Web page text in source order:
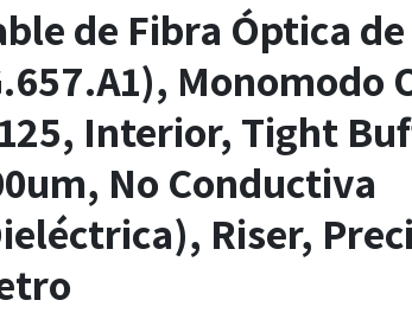
de Fibra Óptica
Monomodo
Interior, Tight
No Conductiva
Riser,